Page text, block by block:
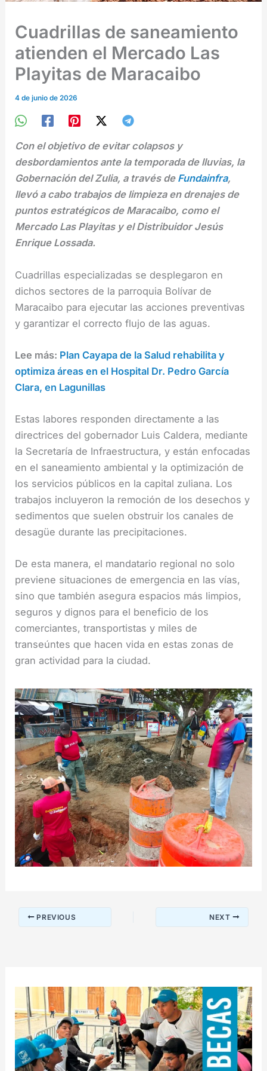
Cuadrillas de saneamiento
atienden el Mercado Las
Playitas de Maracaibo
4 de junio de 2026
Con el objetivo de evitar colapsos y
desbordamientos ante la temporada de lluvias, la
Gobernación del Zulia, a través de Fundainfra,
llevó a cabo trabajos de limpieza en drenajes de
puntos estratégicos de Maracaibo, como el
Mercado Las Playitas y el Distribuidor Jesús
Enrique Lossada.
Cuadrillas especializadas se desplegaron en
dichos sectores de la parroquia Bolívar de
Maracaibo para ejecutar las acciones preventivas
y garantizar el correcto flujo de las aguas.
Lee más: Plan Cayapa de la Salud rehabilita y
optimiza áreas en el Hospital Dr. Pedro García
Clara, en Lagunillas
Estas labores responden directamente a las
directrices del gobernador Luis Caldera, mediante
la Secretaría de Infraestructura, y están enfocadas
en el saneamiento ambiental y la optimización de
los servicios públicos en la capital zuliana. Los
trabajos incluyeron la remoción de los desechos y
sedimentos que suelen obstruir los canales de
desagüe durante las precipitaciones.
De esta manera, el mandatario regional no solo
previene situaciones de emergencia en las vías,
sino que también asegura espacios más limpios,
seguros y dignos para el beneficio de los
comerciantes, transportistas y miles de
transeúntes que hacen vida en estas zonas de
gran actividad para la ciudad.
PREVIOUS NEXT